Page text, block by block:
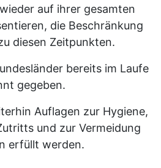
auf ihrer gesamten
die Beschränkung
diesen Zeitpunkten.
bereits im Laufe
gegeben.
Auflagen zur Hygiene,
und zur Vermeidung
erfüllt werden.